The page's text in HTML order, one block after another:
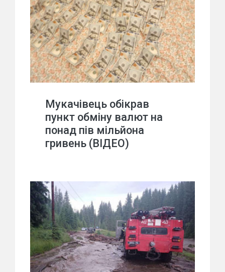
Мукачівець обікрав
пункт обміну валют на
понад пів мільйона
гривень (ВІДЕО)